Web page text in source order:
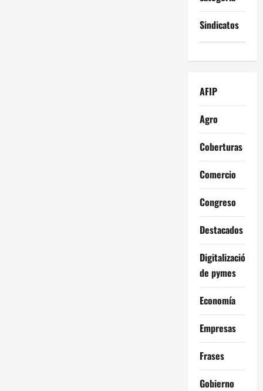
Sindicatos
AFIP
Agro
Coberturas
Comercio
Congreso
Destacados
Digitalización
de pymes
Economía
Empresas
Frases
Gobierno